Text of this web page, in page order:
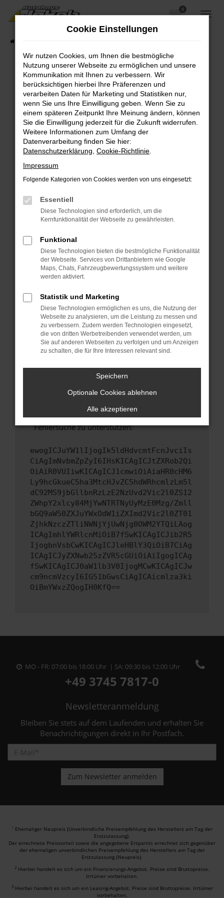
Zum
Hauptinhalt
0
Fehler: Network Error
Beim Laden ist ein Fehler aufgetreten.
Hier sind ein paar Tipps, die dir helfen können:
Überprüfe deine Firewall und deine
Internetverbindung.
Laden andere Webseiten, zum Beispiel deine
Suchmaschine?
Prüfe deine Browsererweiterungen.
Manche Erweiterungen, wie Werbeblocker,
können das Laden bestimmter Seiten
verhindern. Funktioniert die Seite in einem
Fenster?
Starte dein Gerät neu.
Das kann manchmal helfen, vorübergehende
Probleme zu beheben.
Betriebssystem auf dem neuesten Stand
sind.
Veraltete Software birgt nicht nur ein
Sicherheitsrisiko, sondern kann auch dazu
führen, dass bestimmte Funktionen nicht mehr
unterstützt werden.
Wende dich an den Webseitenbetreiber.
Wenn du alle oben genannten Schritte versucht
hast, kontaktiere uns bitte. Wir werden
versuchen, das Problem zu beheben. Du kannst
uns diesen Text schicken, um uns bei der
Fehlersuche zu unterstützen:
ewogICJuYW1lIjogIk5ldHdvcmtFcnJvciIs
CiAgImNvbmZpZyI6IHsKICAgICJtZXRob2Qi
OiAiR0VUIiwKICAgICJ1cmwiOiAiaHR0cHM6
Ly9hcGkueC5ha3MtcHJvZC5hdWRhcmlzLm5l
dC92MS9jbGllbnRzLzE2NzUvd2Vic2l0ZS12
ZWhpY2xlcy84MjYwNTRTNyUyMzE0Mzg/Zmll
bGQ9aW50ZXJuYWxOdW1iZXImd2Vic2l0ZT01
ZjhkNzczZTliNWNjYjUwNjg0OWM2YTQiLAog
ICAgImhlYWRlcnMiOiB7fSwKICAgICJib2R5
IjogbnVsbCwKICAgICJleHBlY3QiOiB7CiAg
ICAgICJyZXNwb25zZVR5cGUiOiAiIgogICAg
fSwKICAgICJ0aW1lb3V0IjogMCwKICAgICJw
cm9ncmVzcyI6IG51bGwsCiAgICAicmlza3ki
OiBmYWxzZQogIH0KfQ==
MO - FR: 07:00 bis 18:00 Uhr | SA: 09:30 bis 12:00 Uhr
+49 3745 7817-0
Newsletteranmeldung
Bleiben Sie stets auf dem Laufenden und erhalten Sie
Benachrichtigungen direkt in Ihr Postfach.
1 Ehemaliger Neupreis (Unverbindliche Preisempfehlung des Herstellers am Tag der
Erstzulassung).
Der errechnete Preisvorteil sowie die angegebene Ersparnis errechnet sich gegenüber
der ehemaligen unverbindlichen Preisempfehlung des Herstellers am Tag der
Erstzulassung (Neupreis).
2 Hierbei handelt es sich um ein Finanzierungs-Angebot. Preise sind Bruttopreise.
Irrtümer vorbehalten.
3 Hierbei handelt es sich um ein Leasing-Angebot. Preise sind Bruttopreise. Irrtümer
vorbehalten.
Cookie Einstellungen
Wir nutzen Cookies, um Ihnen die bestmögliche
Nutzung unserer Webseite zu ermöglichen und unsere
Kommunikation mit Ihnen zu verbessern. Wir
berücksichtigen hierbei Ihre Präferenzen und
verarbeiten Daten für Marketing und Statistiken nur,
wenn Sie uns Ihre Einwilligung geben. Wenn Sie zu
einem späteren Zeitpunkt Ihre Meinung ändern, können
Sie die Einwilligung jederzeit für die Zukunft widerrufen.
Weitere Informationen zum Umfang der
Datenverarbeitung finden Sie hier:
Datenschutzerklärung Cookie-Richtlinie
Impressum
Folgende Kategorien von Cookies werden von uns eingesetzt:
Essentiell
Diese Technologien sind erforderlich, um die
Kernfunktionalität der Webseite zu gewährleisten.
Funktional
Diese Technologien bieten die bestmögliche Funktionalität
der Webseite. Services von Drittanbietern wie Google
Maps, Chats, Fahrzeugbewertungssystem und weitere
werden aktiviert.
Statistik und Marketing
Diese Technologien ermöglichen es uns, die Nutzung der
Webseite zu analysieren, um die Leistung zu messen und
zu verbessern. Zudem werden Technologien eingesetzt,
die von dritten Werbetreibenden verwendet werden, um
Sie auf anderen Webseiten zu verfolgen und um Anzeigen
zu schalten, die für Ihre Interessen relevant sind.
Speichern
Optionale Cookies ablehnen
Alle akzeptieren